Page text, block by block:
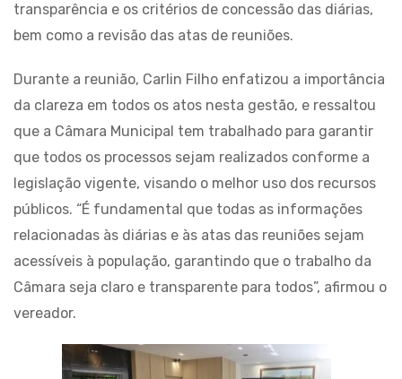
transparência e os critérios de concessão das diárias,
bem como a revisão das atas de reuniões.
Durante a reunião, Carlin Filho enfatizou a importância
da clareza em todos os atos nesta gestão, e ressaltou
que a Câmara Municipal tem trabalhado para garantir
que todos os processos sejam realizados conforme a
legislação vigente, visando o melhor uso dos recursos
públicos. “É fundamental que todas as informações
relacionadas às diárias e às atas das reuniões sejam
acessíveis à população, garantindo que o trabalho da
Câmara seja claro e transparente para todos”, afirmou o
vereador.